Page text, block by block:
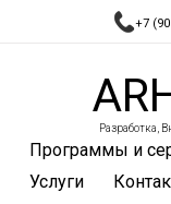
+7
Разработка,
Программы и
Услуги